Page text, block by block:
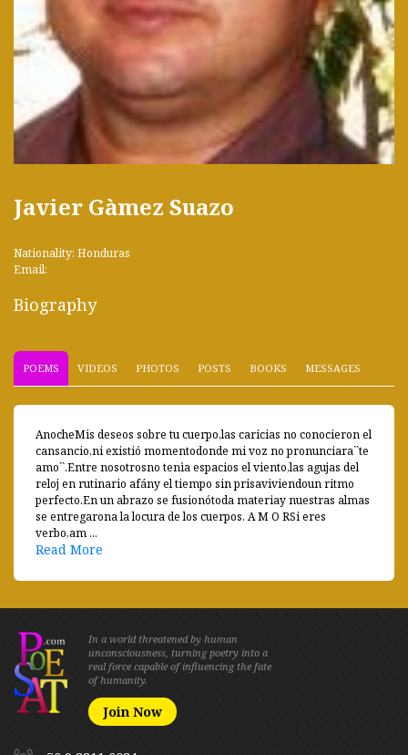
Javier Gàmez Suazo
Nationality: Honduras
Email:
Biography
POEMS VIDEOS PHOTOS POSTS BOOKS MESSAGES
AnocheMis deseos sobre tu cuerpo,las caricias no conocieron el
cansancio,ni existió momentodonde mi voz no pronunciara``te
amo``.Entre nosotrosno tenìa espacios el viento,las agujas del
reloj en rutinario afány el tiempo sin prisaviviendoun ritmo
perfecto.En un abrazo se fusionótoda materiay nuestras almas
se entregarona la locura de los cuerpos. A M O RSi eres
verbo,am ...
Read More
In a world threatened by human
unconsciousness, turning poetry into a
real force capable of influencing the fate
of humanity.
Join Now